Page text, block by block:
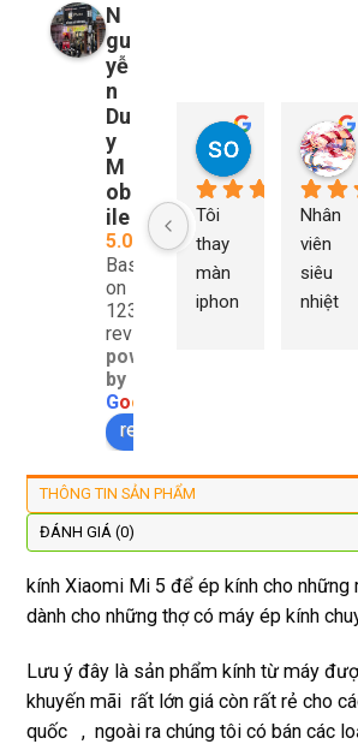
N
gu
yễ
n
Du
y
M
ob
ile
5.0
Based
on
1232
reviews
powered
by
Goo
review us on
so young
1 năm trước
Tôi
thay
màn
iphon
lại
xịn
miễn
Rất
tôt
Nhân
viên
siêu
nhiệt
tôi sẽ
THÔNG TIN SẢN PHẨM
ĐÁNH GIÁ (0)
kính Xiaomi Mi 5 để ép kính cho những
dành cho những thợ có máy ép kính
Lưu ý đây là sản phẩm kính từ máy
khuyến mãi rất lớn giá còn rất rẻ cho
quốc , ngoài ra chúng tôi có bán các